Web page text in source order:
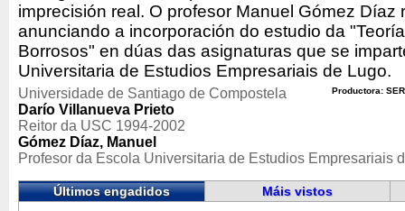
imprecisión real. O profesor Manuel Gómez Díaz
anunciando a incorporación do estudio da
Borrosos" en dúas das asignaturas que se
Universitaria de Estudios Empresariais de Lugo.
Productora:
Universidade de Santiago de Compostela
Darío Villanueva Prieto
Reitor da USC 1994-2002
Gómez Díaz, Manuel
Profesor da Escola Universitaria de Estudios Empresariais
Últimos engadidos Máis vistos